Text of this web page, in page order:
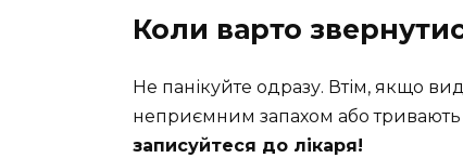
Коли варто
Не панікуйте одразу. Втім, якщо
неприємним запахом або тривають
записуйтеся до лікаря!